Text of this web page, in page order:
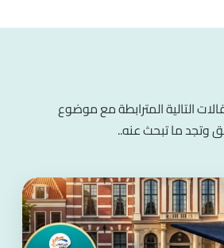
التالية المترابطة مع موضوع
وتجد ما تبحث عنه..